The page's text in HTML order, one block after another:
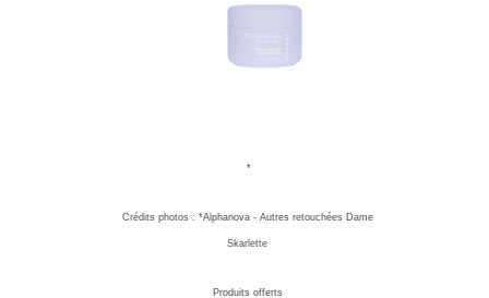
*
Crédits photos : *Alphanova - Autres retouchées Dame
Skarlette
Produits offerts